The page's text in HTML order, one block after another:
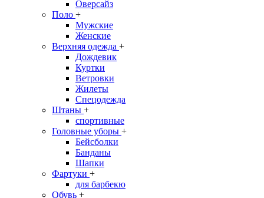
Оверсайз
Поло +
Мужские
Женские
Верхняя одежда +
Дождевик
Куртки
Ветровки
Жилеты
Спецодежда
Штаны +
спортивные
Головные уборы +
Бейсболки
Банданы
Шапки
Фартуки +
для барбекю
Обувь +